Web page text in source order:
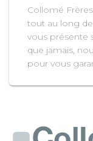
Collomé
tout au long de
vous présente
que jamais,
pour vous